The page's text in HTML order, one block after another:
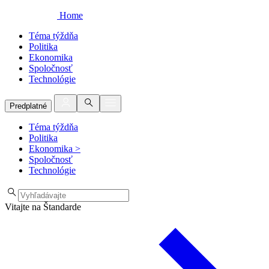
Home
Téma týždňa
Politika
Ekonomika
Spoločnosť
Technológie
Predplatné
Téma týždňa
Politika
Ekonomika >
Spoločnosť
Technológie
Vitajte na Štandarde